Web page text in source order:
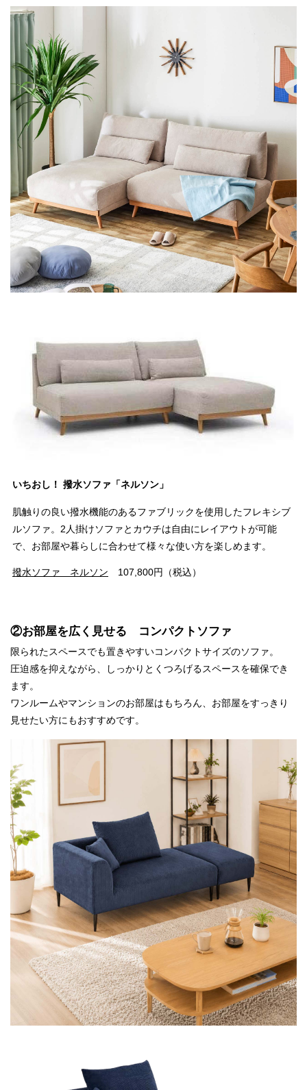
いちおし！ 撥水ソファ「ネルソン」
肌触りの良い撥水機能のあるファブリックを使用したフレキシブ
ルソファ。2人掛けソファとカウチは自由にレイアウトが可能
で、お部屋や暮らしに合わせて様々な使い方を楽しめます。
撥水ソファ ネルソン 107,800円（税込）
②お部屋を広く見せる コンパクトソファ
限られたスペースでも置きやすいコンパクトサイズのソファ。
圧迫感を抑えながら、しっかりとくつろげるスペースを確保でき
ます。
ワンルームやマンションのお部屋はもちろん、お部屋をすっきり
見せたい方にもおすすめです。